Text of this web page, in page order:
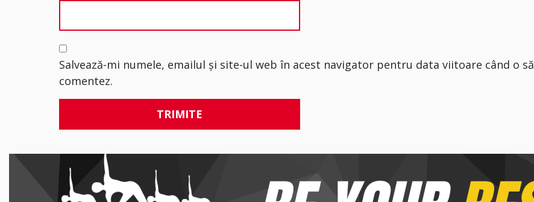
Salvează-mi numele, emailul și site-ul web în acest navigator pentru data viitoare când o să
comentez.